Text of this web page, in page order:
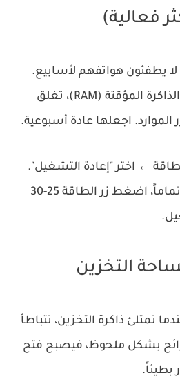
فعالية)
لا يطفئون هواتفهم لأسابيع.
إعادة التشغيل تمسح الذاكرة المؤقتة (RAM)، تغلق
الموارد. اجعلها عادة أسبوعية.
← اختر "إعادة التشغيل".
إذا كان الهاتف متجمداً تماماً، اضغط زر الطاقة 25-30
تمتلئ ذاكرة التخزين، تتباطأ
بشكل ملحوظ، فيصبح فتح
بطيئاً.